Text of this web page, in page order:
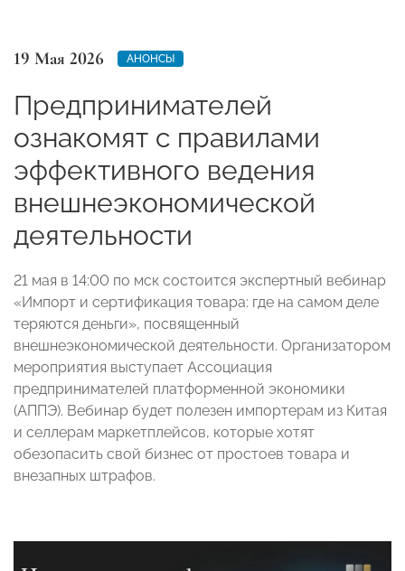
19 Мая 2026 АНОНСЫ
Предпринимателей
ознакомят с правилами
эффективного ведения
внешнеэкономической
деятельности
21 мая в 14:00 по мск состоится экспертный вебинар
«Импорт и сертификация товара: где на самом деле
теряются деньги», посвященный
внешнеэкономической деятельности. Организатором
мероприятия выступает Ассоциация
предпринимателей платформенной экономики
(АППЭ). Вебинар будет полезен импортерам из Китая
и селлерам маркетплейсов, которые хотят
обезопасить свой бизнес от простоев товара и
внезапных штрафов.